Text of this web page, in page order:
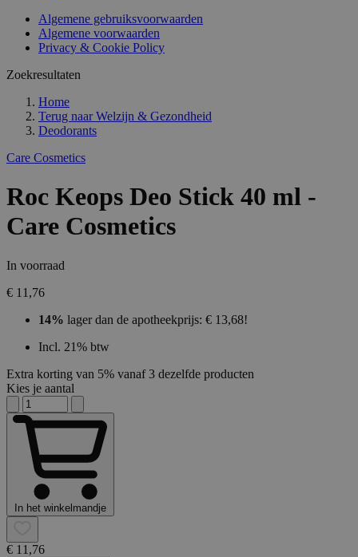
Algemene gebruiksvoorwaarden
Algemene voorwaarden
Privacy & Cookie Policy
Zoekresultaten
Home
Terug naar Welzijn & Gezondheid
Deodorants
Care Cosmetics
Roc Keops Deo Stick 40 ml -
Care Cosmetics
In voorraad
€ 11,76
14% lager dan de apotheekprijs: € 13,68!
Incl. 21% btw
Extra korting van 5% vanaf 3 dezelfde producten
Kies je aantal
In het winkelmandje
€ 11,76